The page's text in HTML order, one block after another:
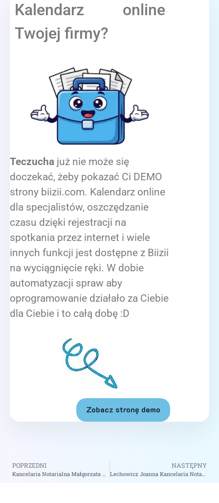
Kalendarz online
Twojej firmy?
Teczucha już nie może się
doczekać, żeby pokazać Ci DEMO
strony biizii.com. Kalendarz online
dla specjalistów, oszczędzanie
czasu dzięki rejestracji na
spotkania przez internet i wiele
innych funkcji jest dostępne z Biizii
na wyciągnięcie ręki. W dobie
automatyzacji spraw aby
oprogramowanie działało za Ciebie
dla Ciebie i to całą dobę :D
Zobacz stronę demo
POPRZEDNI NASTĘPNY
Lechowicz Joanna Kancelaria Notarialna – Notariusz Warszawa